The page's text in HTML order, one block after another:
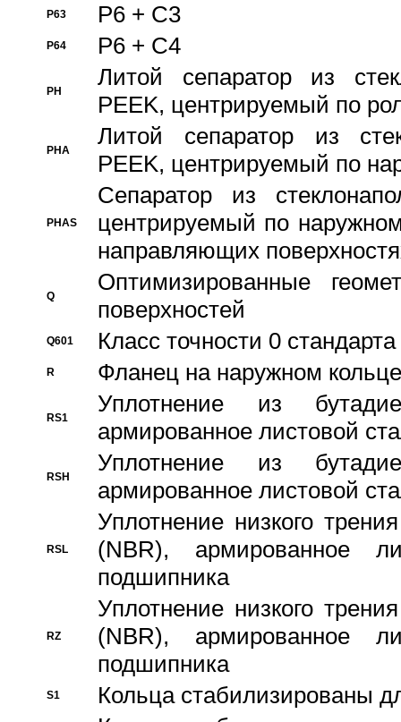
P63 P6 + C3
P64 P6 + C4
PH
Литой сепаратор из
PEEK, центрируемый по
PHA
Литой сепаратор из
PEEK, центрируемый по
PHAS
Сепаратор из
центрируемый по
направляющих
Q
Оптимизированные
поверхностей
Q601 Класс точности 0
R Фланец на наружном кольце
RS1
Уплотнение из
армированное листовой
RSH
Уплотнение из
армированное листовой
RSL
Уплотнение низкого
(NBR), армированное
подшипника
RZ
Уплотнение низкого
(NBR), армированное
подшипника
S1 Кольца стабилизированы